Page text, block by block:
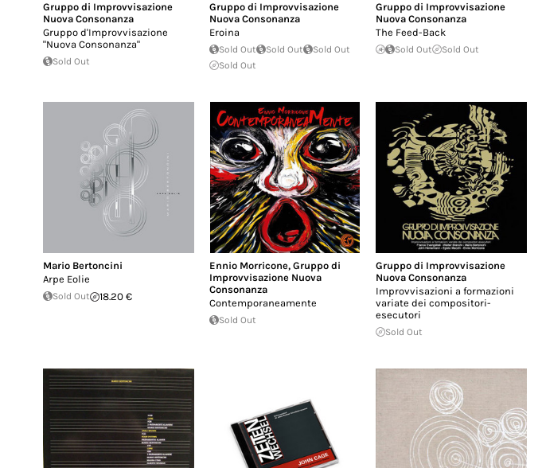
Gruppo di Improvvisazione
Nuova Consonanza
Gruppo d'Improvvisazione
"Nuova Consonanza"
Sold Out
Gruppo di Improvvisazione
Nuova Consonanza
Eroina
Sold Out Sold Out
Sold Out
Sold Out
Gruppo di Improvvisazione
Nuova Consonanza
The Feed-Back
Sold Out Sold Out
Mario Bertoncini
Arpe Eolie
Sold Out 18.20 €
Ennio Morricone,Gruppo di
Improvvisazione Nuova
Consonanza
Contemporaneamente
Sold Out
Gruppo di Improvvisazione
Nuova Consonanza
Improvvisazioni a formazioni
variate dei compositori-
esecutori
Sold Out